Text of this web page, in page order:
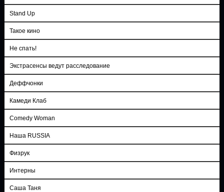
Stand Up
Такое кино
Не спать!
Экстрасенсы ведут расследование
Деффчонки
Камеди Клаб
Comedy Woman
Наша RUSSIA
Физрук
Интерны
Саша Таня